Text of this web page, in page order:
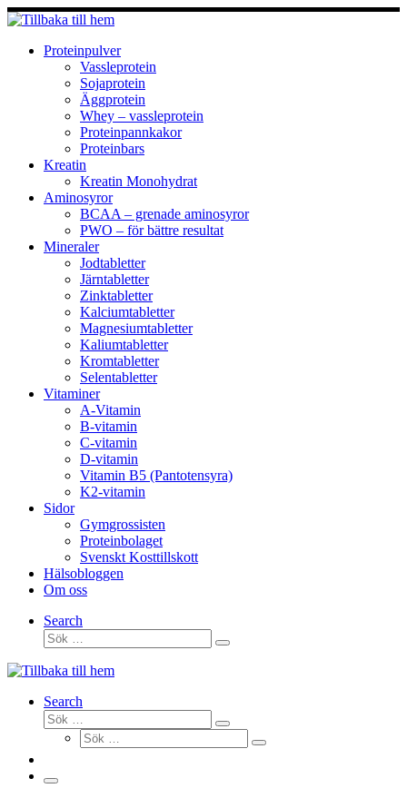
Hoppa
till
innehållProteinpulver
Vassleprotein
Sojaprotein
Äggprotein
Whey – vassleprotein
Proteinpannkakor
Proteinbars
Kreatin
Kreatin Monohydrat
Aminosyror
BCAA – grenade aminosyror
PWO – för bättre resultat
Mineraler
Jodtabletter
Järntabletter
Zinktabletter
Kalciumtabletter
Magnesiumtabletter
Kaliumtabletter
Kromtabletter
Selentabletter
Vitaminer
A-Vitamin
B-vitamin
C-vitamin
D-vitamin
Vitamin B5 (Pantotensyra)
K2-vitamin
Sidor
Gymgrossisten
Proteinbolaget
Svenskt Kosttillskott
Hälsobloggen
Om oss
Search
Sök
Sök
Search
Sök
Sök
Sök
Sök
Meny